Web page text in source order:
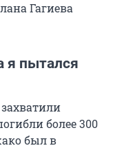
Гагиева
я пытался
более 300
был в